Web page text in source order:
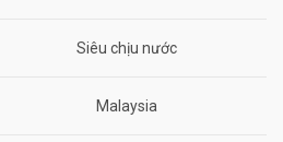
Siêu chịu nước
Malaysia